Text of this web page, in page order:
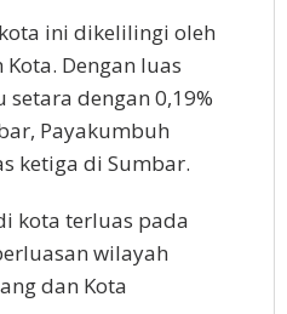
ini dikelilingi oleh
Dengan luas
setara dengan 0,19%
Payakumbuh
ketiga di Sumbar.
kota terluas pada
wilayah
dan Kota